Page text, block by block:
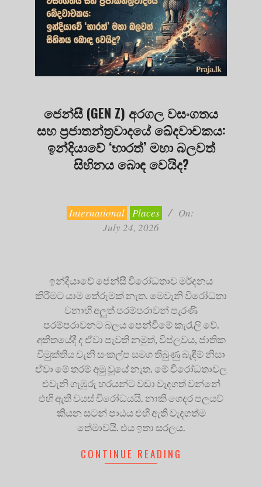
ජෙන්සී (GEN Z) අරගල වසංගතය
සහ ප්‍රජාතන්ත්‍රවාදයේ ඛේදවාචකය:
ඉන්දියාවේ ‘භාරත්’ මහා බලවත්
සිහිනය බොඳ වෙයිද?
International Places
On:
July 24, 2026
ඉන්දියාවේ ජෙන්සී විරෝධතාව මර්දනය
කිරීමට යාම තේරුමක් නැත. මෙවැනි විරෝධතා
වනාහි අලුත් පරම්පරාවන් පැරණි
පරම්පරාවනට බලය පෙන්වීමේ කැරැලි වේ.
අතීතයේදී ද ඒවා පැවති නමුත්, විප්ලවය, ජාතික
විමුක්තිය වැනි සංකල්ප සමග තිබුණු බැඳීම් නිසා
ඒවා මේ තරම් අමු වූයේ නැත. මේ විරෝධතාවල
එවැනි ගැඹුරු හරයන්ට වඩා වැදගත් වන්නේ
එහි ඇති වයස් විරෝධයයි. නාකි ගෙදර පලයව්
කියන සටන් පාඨය එහි ඇති වැදගත්ම
තේමාවයි. එය ඉතා සරලය.
CONTINUE READING